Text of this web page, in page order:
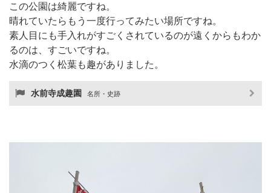
この公園は綺麗ですね。
晴れていたらもう一度行ってみたい場所ですね。
素人目にも手入れがすごくされているのが遠くからもわか
るのは、すごいですね。
水滴のつく松葉も趣がありました。
水前寺成趣園 名所・史跡